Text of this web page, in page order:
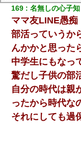
169 名無しの心子
ママ友LINE愚痴
部活っていうか
んかかと思った
中学生にもなっ
驚だし子供の部
自分の時代は親
ったから時代な
それにしても過